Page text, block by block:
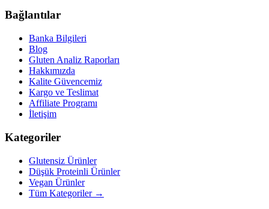
Bağlantılar
Banka Bilgileri
Blog
Gluten Analiz Raporları
Hakkımızda
Kalite Güvencemiz
Kargo ve Teslimat
Affiliate Programı
İletişim
Kategoriler
Glutensiz Ürünler
Düşük Proteinli Ürünler
Vegan Ürünler
Tüm Kategoriler →